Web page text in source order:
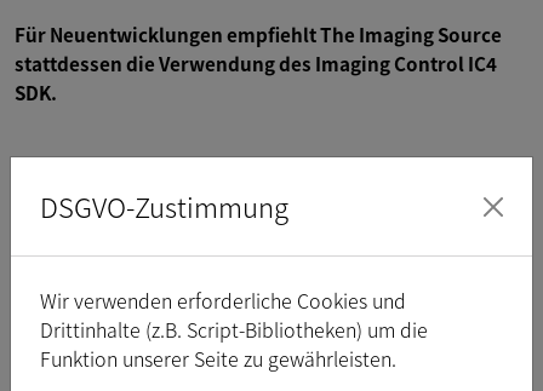
Für Neuentwicklungen empfiehlt The Imaging Source
stattdessen die Verwendung des Imaging Control IC4
SDK.
Vorteile und Features
Aufbauend auf dem GStreamer-Framework bietet tiscamera
eine Sammlung von GStreamer-Elementen, die einen
einfachen Zugriff auf die Kameras von The Imaging Source
und die Integration mit einer Vielzahl von
Bildverarbeitungssoftware von Drittanbietern ermöglichen.
DSGVO-Zustimmung
Wir verwenden erforderliche Cookies und
Drittinhalte (z.B. Script-Bibliotheken) um die
Funktion unserer Seite zu gewährleisten.